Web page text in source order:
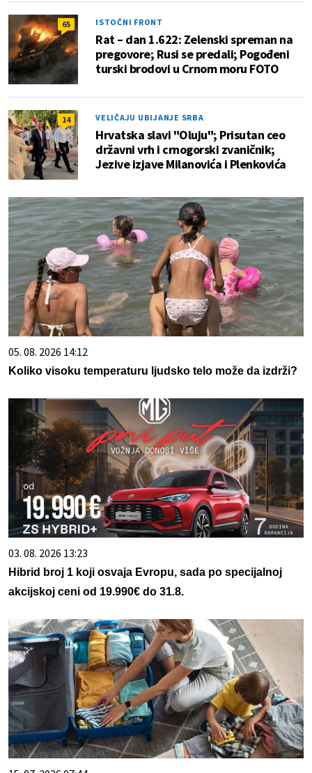
65 ISTOČNI FRONT
Rat – dan 1.622: Zelenski spreman na
pregovore; Rusi se predali; Pogođeni
turski brodovi u Crnom moru FOTO
14 VELIČAJU UBIJANJE SRBA
Hrvatska slavi "Oluju"; Prisutan ceo
državni vrh i crnogorski zvaničnik;
Jezive izjave Milanovića i Plenkovića
05. 08. 2026 14:12
Koliko visoku temperaturu ljudsko telo može da izdrži?
03. 08. 2026 13:23
Hibrid broj 1 koji osvaja Evropu, sada po specijalnoj
akcijskoj ceni od 19.990€ do 31.8.